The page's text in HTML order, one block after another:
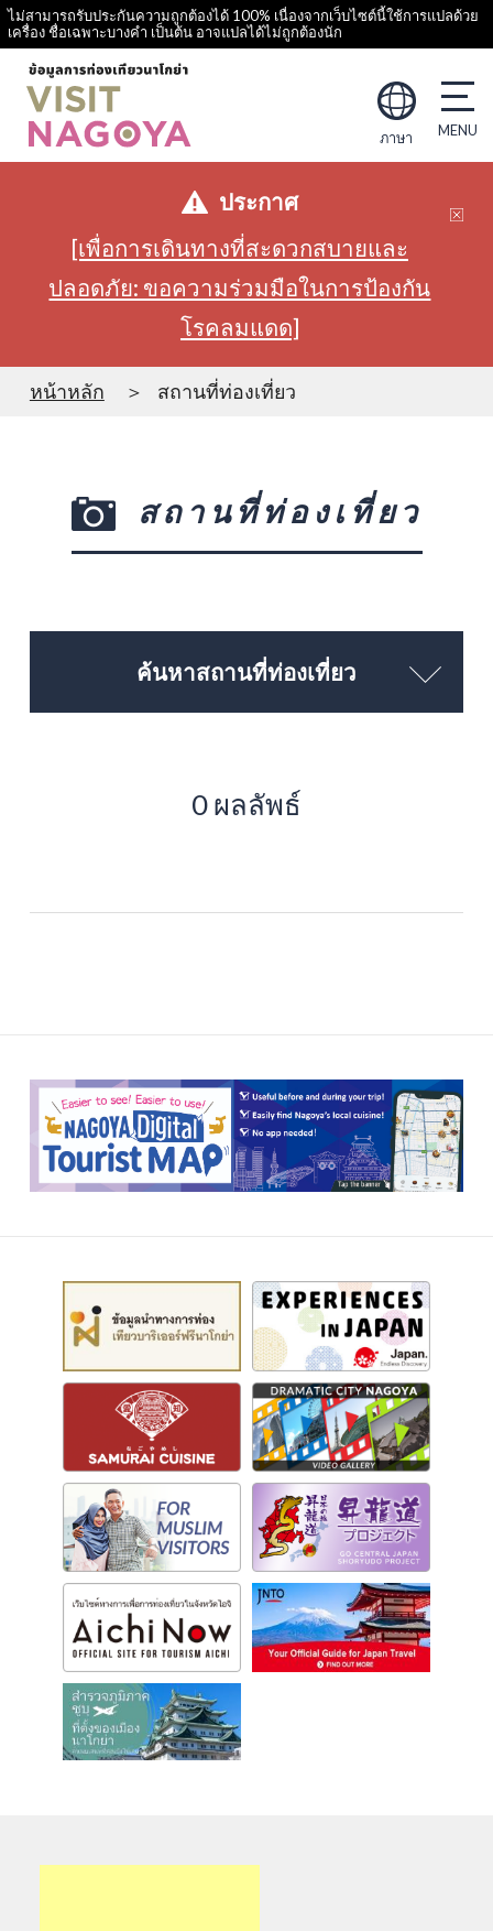
ไม่สามารถรับประกันความถูกต้องได้ 100% เนื่องจากเว็บไซต์นี้ใช้การแปลด้วย
เครื่อง ชื่อเฉพาะบางคำ เป็นต้น อาจแปลได้ไม่ถูกต้องนัก
ภาษา
ประกาศ
[เพื่อการเดินทางที่สะดวกสบายและ
ปลอดภัย: ขอความร่วมมือในการป้องกัน
โรคลมแดด]
หน้าหลัก สถานที่ท่องเที่ยว
สถานที่ท่องเที่ยว
ค้นหาสถานที่ท่องเที่ยว
0 ผลลัพธ์